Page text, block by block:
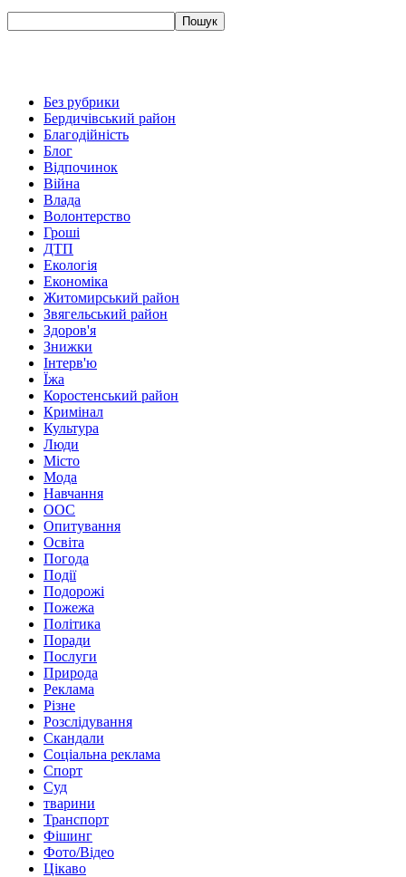
Без рубрики
Бердичівський район
Благодійність
Блог
Відпочинок
Війна
Влада
Волонтерство
Гроші
ДТП
Екологія
Економіка
Житомирський район
Звягельський район
Здоров'я
Знижки
Інтерв'ю
Їжа
Коростенський район
Кримінал
Культура
Люди
Місто
Мода
Навчання
ООС
Опитування
Освіта
Погода
Події
Подорожі
Пожежа
Політика
Поради
Послуги
Природа
Реклама
Різне
Розслідування
Скандали
Соціальна реклама
Спорт
Суд
тварини
Транспорт
Фішинг
Фото/Відео
Цікаво